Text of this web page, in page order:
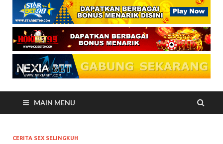
MAIN MENU
CERITA SEX SELINGKUH